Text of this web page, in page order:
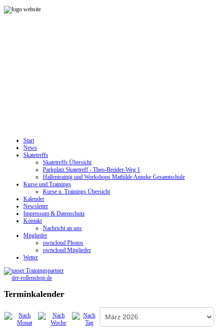
Start
News
Skatetreffs
Skatetreffs Übersicht
Parkplatz Skatetreff - Theo-Breider-Weg 1
Hallentrainig und Workshops Mathilde Anneke Gesamtschule
Kurse und Trainings
Kurse u. Trainings Übersicht
Kalender
Newsletter
Impressum & Datenschutz
Kontakt
Nachricht an uns
Mitglieder
owncloud Photos
owncloud Mitglieder
Wetter
Terminkalender